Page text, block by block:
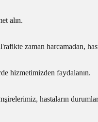
alın.
zaman harcamadan,
hizmetimizden faydalanın.
hastaların